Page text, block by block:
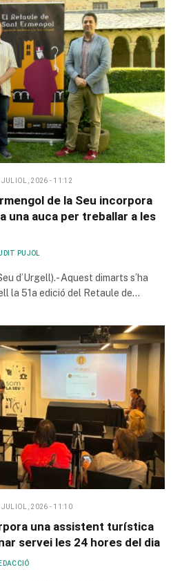
JULIOL, 2026 - 11:12
de la Seu incorpora
una auca per treballar a les
PUJOL
d’Urgell).- Aquest dimarts s’ha
la 51a edició del Retaule de…
JULIOL, 2026 - 11:10
una assistent turística
servei les 24 hores del dia